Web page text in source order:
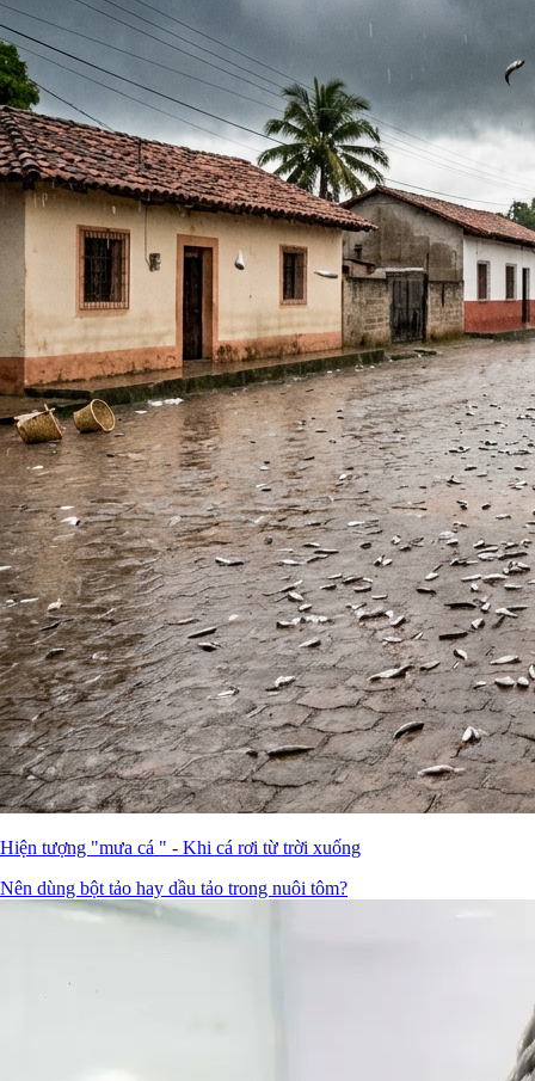
Hiện tượng "mưa cá " - Khi cá rơi từ trời xuống
Nên dùng bột tảo hay dầu tảo trong nuôi tôm?